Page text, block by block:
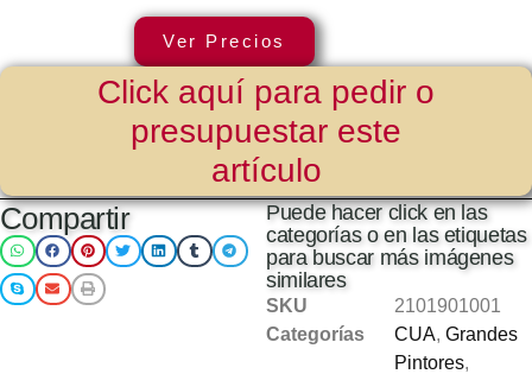
Ver Precios
Click aquí para pedir o
presupuestar este
artículo
Compartir
Puede hacer click en las
categorías o en las etiquetas
para buscar más imágenes
similares
SKU
2101901001
Categorías
CUA, Grandes
Pintores,